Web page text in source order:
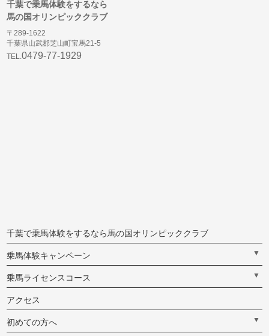
千葉で乗馬体験をするなら
馬の国オリンピッククラブ
〒289-1622
千葉県山武郡芝山町宝馬21-5
TEL.0479-77-1929
千葉で乗馬体験をするなら馬の国オリンピッククラブ
乗馬体験キャンペーン ▼
乗馬ライセンスコース ▼
アクセス
初めての方へ ▼